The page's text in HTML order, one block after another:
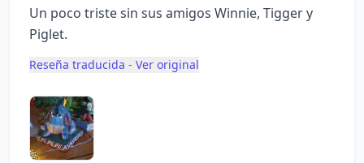
Un poco triste sin sus amigos Winnie, Tigger y
Piglet.
Reseña traducida - Ver original